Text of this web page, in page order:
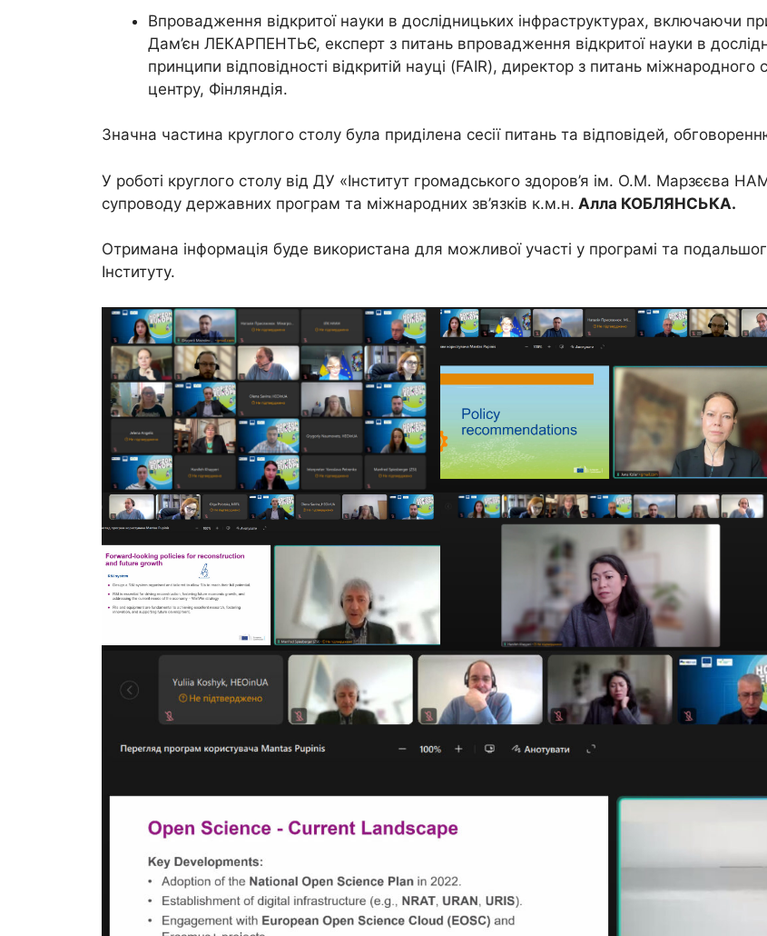
Впровадження відкритої науки в дослідницьких інфраструктурах, включаючи
Дам’єн ЛЕКАРПЕНТЬЄ, експерт з питань впровадження відкритої науки в
принципи відповідності відкритій науці (FAIR), директор з питань
центру, Фінляндія.
Значна частина круглого столу була приділена сесії питань та відповідей,
У роботі круглого столу від ДУ «Інститут громадського здоров’я ім. О.М. Марзєєва
супроводу державних програм та міжнародних зв’язків к.м.н. Алла КОБЛЯНСЬКА.
Отримана інформація буде використана для можливої участі у програмі та
Інституту.